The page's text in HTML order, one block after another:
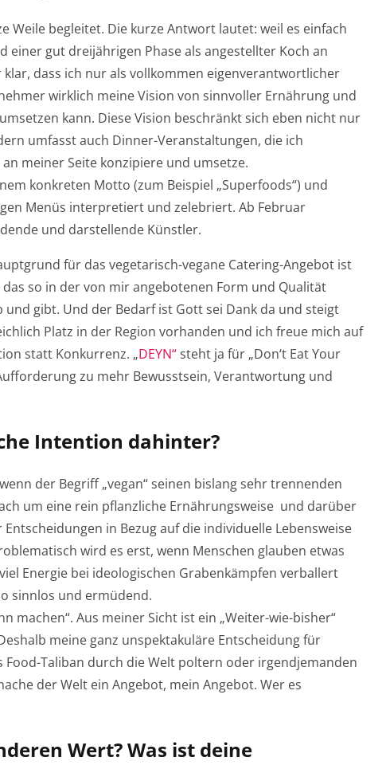
Weile begleitet. Die kurze Antwort lautet: weil es einfach
einer gut dreijährigen Phase als angestellter Koch an
dass ich nur als vollkommen eigenverantwortlicher
wirklich meine Vision von sinnvoller Ernährung und
kann. Diese Vision beschränkt sich eben nicht nur
umfasst auch Dinner-Veranstaltungen, die ich
meiner Seite konzipiere und umsetze.
konkreten Motto (zum Beispiel „Superfoods“) und
Menüs interpretiert und zelebriert. Ab Februar
und darstellende Künstler.
für das vegetarisch-vegane Catering-Angebot ist
so in der von mir angebotenen Form und Qualität
gibt. Und der Bedarf ist Gott sei Dank da und steigt
Platz in der Region vorhanden und ich freue mich auf
statt Konkurrenz. „DEYN“steht ja für „Don‘t Eat Your
zu mehr Bewusstsein, Verantwortung und
Intention dahinter?
der Begriff „vegan“ seinen bislang sehr trennenden
um eine rein pflanzliche Ernährungsweise und darüber
in Bezug auf die individuelle Lebensweise
wird es erst, wenn Menschen glauben etwas
Energie bei ideologischen Grabenkämpfen verballert
sinnlos und ermüdend.
machen“. Aus meiner Sicht ist ein „Weiter-wie-bisher“
meine ganz unspektakuläre Entscheidung für
Food-Taliban durch die Welt poltern oder irgendjemanden
der Welt ein Angebot, mein Angebot. Wer es
Wert? Was ist deine